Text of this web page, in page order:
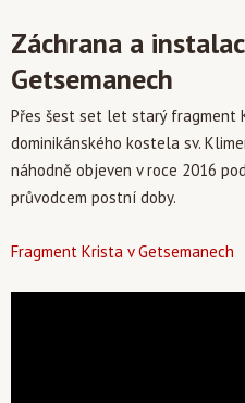
Záchrana a
Getsemanech
Přes šest set let starý fragment
dominikánského kostela sv.
náhodně objeven v roce 2016
průvodcem postní doby.
Fragment Krista v Getsemanech